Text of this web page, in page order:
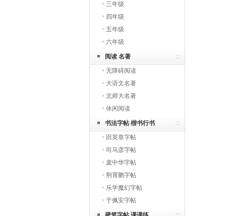
三年级
四年级
五年级
六年级
阅读 名著
无障碍阅读
大语文名著
北师大名著
休闲阅读
书法字帖 楷书行书
田英章字帖
司马彦字帖
庞中华字帖
荆霄鹏字帖
乐学魔幻字帖
于佩安字帖